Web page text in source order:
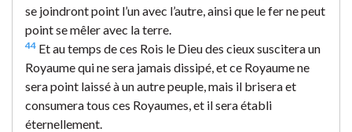
se joindront point l’un avec l’autre, ainsi que le fer ne peut
point se mêler avec la terre.
44 Et au temps de ces Rois le Dieu des cieux suscitera un
Royaume qui ne sera jamais dissipé, et ce Royaume ne
sera point laissé à un autre peuple, mais il brisera et
consumera tous ces Royaumes, et il sera établi
éternellement.